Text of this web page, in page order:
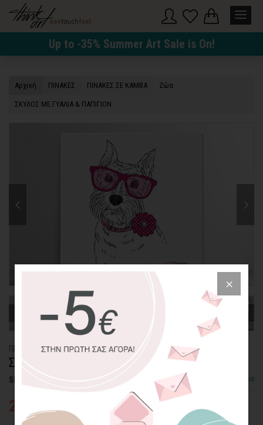
Up to -35% Summer Art Sale is On!
Αρχική ΠΙΝΑΚΕΣ ΠΙΝΑΚΕΣ ΣΕ ΚΑΜΒΑ Ζώα
ΣΚΥΛΟΣ ΜΕ ΓΥΑΛΙΑ & ΠΑΠΙΓΙΟΝ
ΠΙΝΑΚΑΣ ΚΑΜΒΑΣ
ΣΚΥΛΟΣ ΜΕ ΓΥΑΛΙΑ & ΠΑΠΙΓΙΟΝ
SKU: CVPS-109-SQ Διαθέσιμο
25,03€ 38,51€